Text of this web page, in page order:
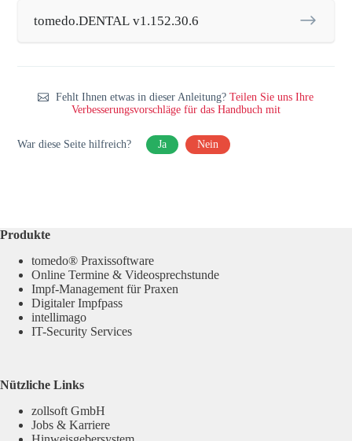
tomedo.DENTAL v1.152.30.6
Fehlt Ihnen etwas in dieser Anleitung?Teilen Sie uns Ihre
Verbesserungsvorschläge für das Handbuch mit
War diese Seite hilfreich? Ja Nein
Produkte
tomedo® Praxissoftware
Online Termine & Videosprechstunde
Impf-Management für Praxen
Digitaler Impfpass
intellimago
IT-Security Services
Nützliche Links
zollsoft GmbH
Jobs & Karriere